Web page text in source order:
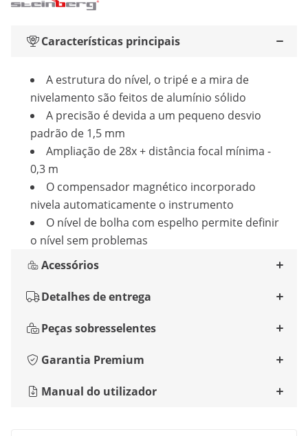
Características principais
A estrutura do nível, o tripé e a mira de
nivelamento são feitos de alumínio sólido
A precisão é devida a um pequeno desvio
padrão de 1,5 mm
Ampliação de 28x + distância focal mínima -
0,3 m
O compensador magnético incorporado
nivela automaticamente o instrumento
O nível de bolha com espelho permite definir
o nível sem problemas
Acessórios
Detalhes de entrega
Peças sobresselentes
Garantia Premium
Manual do utilizador